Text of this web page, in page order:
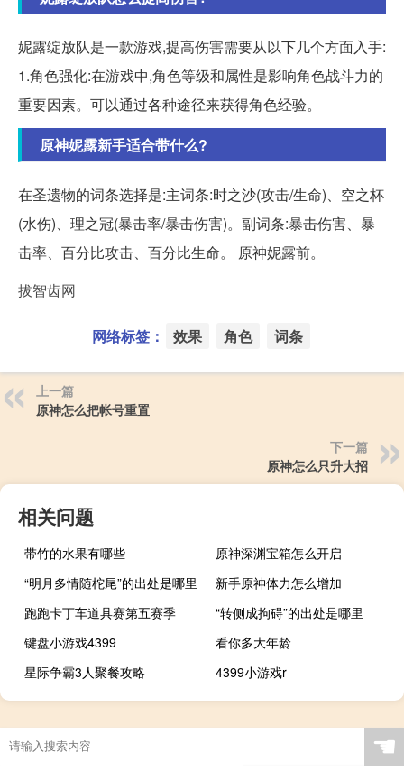
妮露绽放队是一款游戏,提高伤害需要从以下几个方面入手:
1.角色强化:在游戏中,角色等级和属性是影响角色战斗力的
重要因素。可以通过各种途径来获得角色经验。
原神妮露新手适合带什么?
在圣遗物的词条选择是:主词条:时之沙(攻击/生命)、空之杯
(水伤)、理之冠(暴击率/暴击伤害)。副词条:暴击伤害、暴
击率、百分比攻击、百分比生命。 原神妮露前。
拔智齿网
网络标签： 效果 角色 词条
上一篇
原神怎么把帐号重置
下一篇
原神怎么只升大招
相关问题
带竹的水果有哪些
原神深渊宝箱怎么开启
“明月多情随柁尾”的出处是哪里
新手原神体力怎么增加
跑跑卡丁车道具赛第五赛季
“转侧成拘碍”的出处是哪里
键盘小游戏4399
看你多大年龄
星际争霸3人聚餐攻略
4399小游戏r
☚